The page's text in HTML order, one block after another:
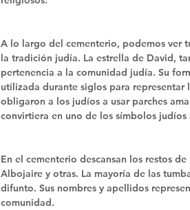
A lo largo del cementerio, podemos ver
la tradición judía. La estrella de David,
pertenencia a la comunidad judía. Su
utilizada durante siglos para
obligaron a los judíos a usar parches
convirtiera en uno de los símbolos judíos
En el cementerio descansan los restos
Albojaire y otras. La mayoría de las
difunto. Sus nombres y apellidos
comunidad.